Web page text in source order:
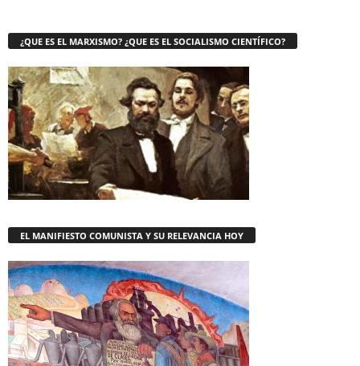
¿QUE ES EL MARXISMO? ¿QUE ES EL SOCIALISMO CIENTÍFICO?
EL MANIFIESTO COMUNISTA Y SU RELEVANCIA HOY